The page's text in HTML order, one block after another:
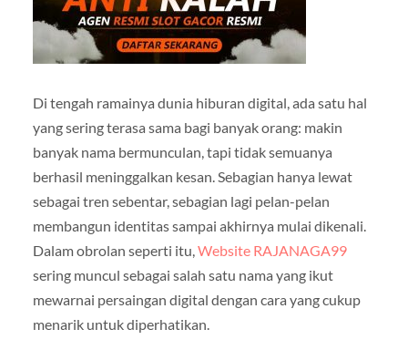
Di tengah ramainya dunia hiburan digital, ada satu hal
yang sering terasa sama bagi banyak orang: makin
banyak nama bermunculan, tapi tidak semuanya
berhasil meninggalkan kesan. Sebagian hanya lewat
sebagai tren sebentar, sebagian lagi pelan-pelan
membangun identitas sampai akhirnya mulai dikenali.
Dalam obrolan seperti itu, Website RAJANAGA99
sering muncul sebagai salah satu nama yang ikut
mewarnai persaingan digital dengan cara yang cukup
menarik untuk diperhatikan.